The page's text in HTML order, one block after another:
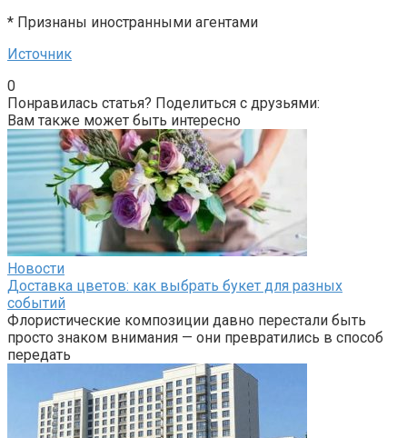
* Признаны иностранными агентами
Источник
0
Понравилась статья? Поделиться с друзьями:
Вам также может быть интересно
Новости
Доставка цветов: как выбрать букет для разных
событий
Флористические композиции давно перестали быть
просто знаком внимания — они превратились в способ
передать